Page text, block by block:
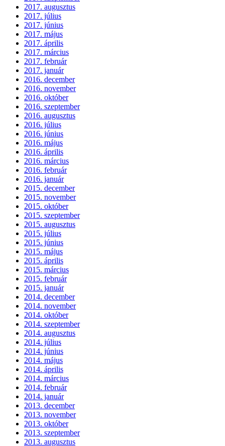
2017. augusztus
2017. július
2017. június
2017. május
2017. április
2017. március
2017. február
2017. január
2016. december
2016. november
2016. október
2016. szeptember
2016. augusztus
2016. július
2016. június
2016. május
2016. április
2016. március
2016. február
2016. január
2015. december
2015. november
2015. október
2015. szeptember
2015. augusztus
2015. július
2015. június
2015. május
2015. április
2015. március
2015. február
2015. január
2014. december
2014. november
2014. október
2014. szeptember
2014. augusztus
2014. július
2014. június
2014. május
2014. április
2014. március
2014. február
2014. január
2013. december
2013. november
2013. október
2013. szeptember
2013. augusztus